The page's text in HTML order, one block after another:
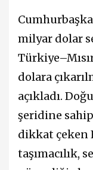
milyar dolar
dolara
açıkladı.
şeridine
dikkat çeken
taşımacılık,